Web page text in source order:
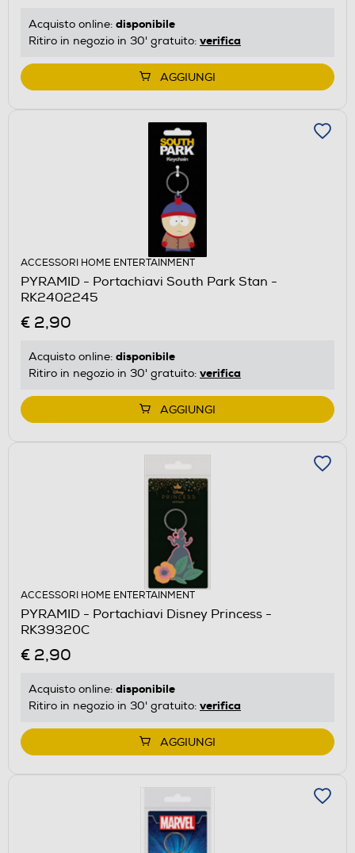
Acquisto online: disponibile
Ritiro in negozio in 30' gratuito: verifica
AGGIUNGI
ACCESSORI HOME ENTERTAINMENT
PYRAMID - Portachiavi South Park Stan -
RK2402245
€ 2,90
Acquisto online: disponibile
Ritiro in negozio in 30' gratuito: verifica
AGGIUNGI
ACCESSORI HOME ENTERTAINMENT
PYRAMID - Portachiavi Disney Princess -
RK39320C
€ 2,90
Acquisto online: disponibile
Ritiro in negozio in 30' gratuito: verifica
AGGIUNGI